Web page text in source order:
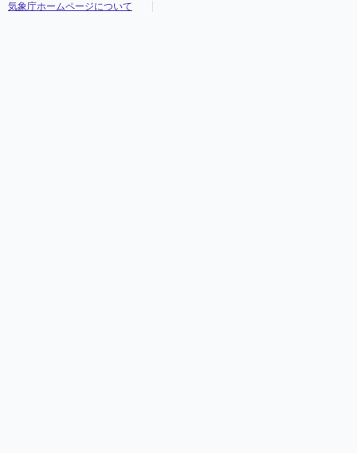
気象庁ホームページについて